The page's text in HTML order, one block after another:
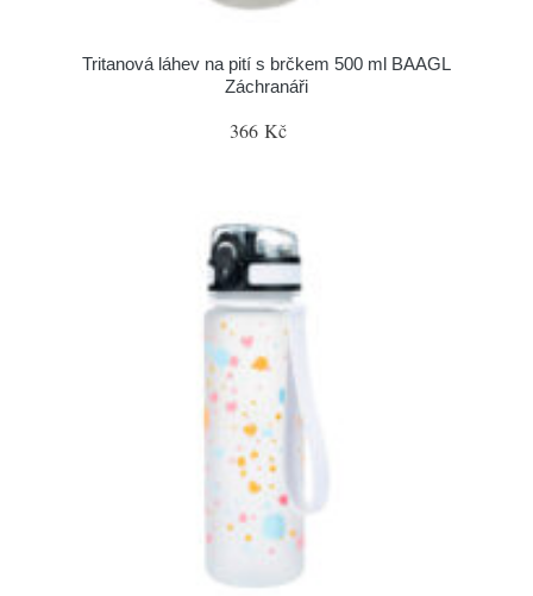
Tritanová láhev na pití s brčkem 500 ml BAAGL
Záchranáři
366 Kč